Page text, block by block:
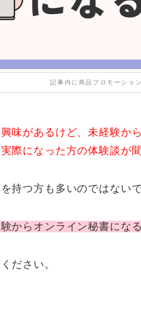
記事内に商品プロモーショ
味があるけど、未経験か
際になった方の体験談が
持つ方も多いのではない
からオンライン秘書にな
ださい。